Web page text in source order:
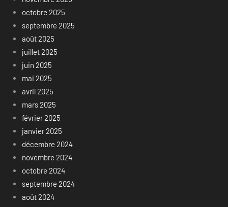
octobre 2025
septembre 2025
août 2025
juillet 2025
juin 2025
mai 2025
avril 2025
mars 2025
février 2025
janvier 2025
décembre 2024
novembre 2024
octobre 2024
septembre 2024
août 2024